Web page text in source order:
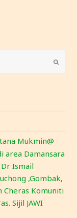
Mukmin@
area Damansara
Ismail
,Gombak,
Cheras Komuniti
Sijil JAWI